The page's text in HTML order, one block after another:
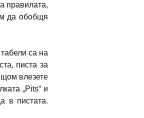
правилата,
да обобщя
са на
писта за
влезете
„Pits“ и
в пистата.